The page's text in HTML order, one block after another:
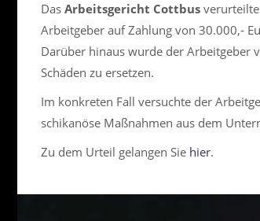
Das Arbeitsgericht Cottbus
Arbeitgeber auf Zahlung von 30.000,-
Darüber hinaus wurde der Arbeitgeber
Schäden zu ersetzen.
Im konkreten Fall versuchte der
schikanöse Maßnahmen aus dem
Zu dem Urteil gelangen Sie hier.